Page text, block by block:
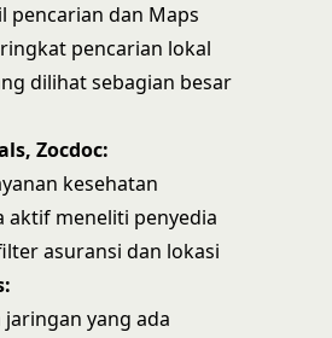
pencarian dan Maps
pencarian lokal
dilihat sebagian besar
Zocdoc:
kesehatan
aktif meneliti penyedia
asuransi dan lokasi
yang ada